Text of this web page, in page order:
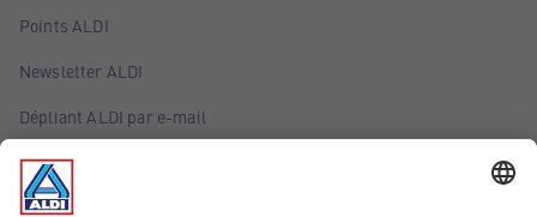
Points ALDI
Newsletter ALDI
Dépliant ALDI par e-mail
Offres
Infos essentielles